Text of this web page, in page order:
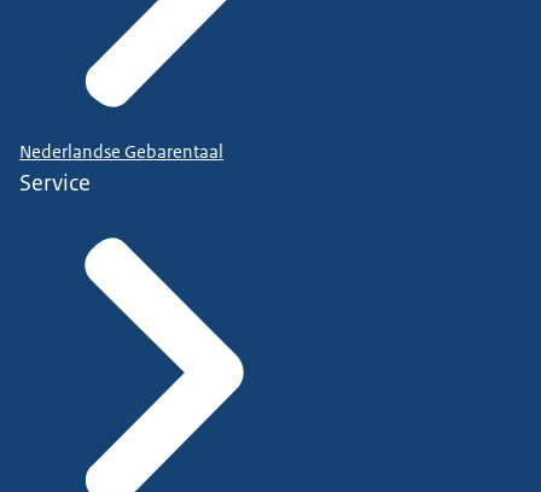
Nederlandse Gebarentaal
Service